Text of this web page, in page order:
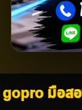
มือสอง